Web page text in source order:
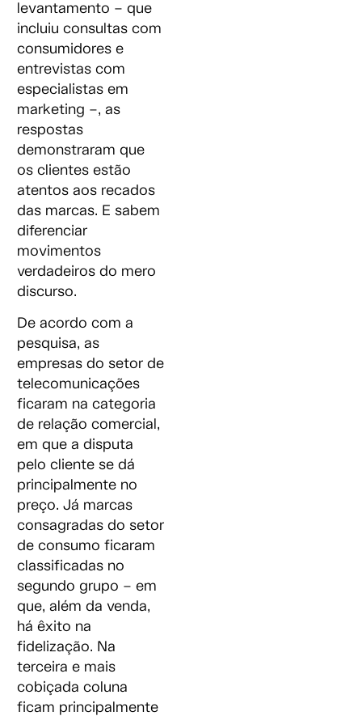
levantamento – que
incluiu consultas com
consumidores e
entrevistas com
especialistas em
marketing –, as
respostas
demonstraram que
os clientes estão
atentos aos recados
das marcas. E sabem
diferenciar
movimentos
verdadeiros do mero
discurso.
De acordo com a
pesquisa, as
empresas do setor de
telecomunicações
ficaram na categoria
de relação comercial,
em que a disputa
pelo cliente se dá
principalmente no
preço. Já marcas
consagradas do setor
de consumo ficaram
classificadas no
segundo grupo – em
que, além da venda,
há êxito na
fidelização. Na
terceira e mais
cobiçada coluna
ficam principalmente